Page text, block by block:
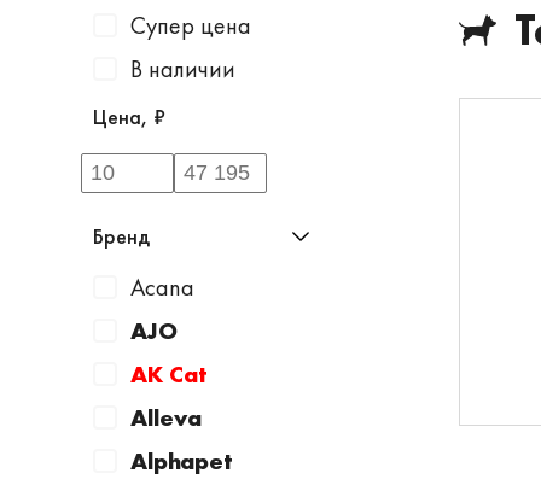
Супер цена
В наличии
Цена, ₽
Бренд
Acana
AJO
AK Cat
Alleva
Alphapet